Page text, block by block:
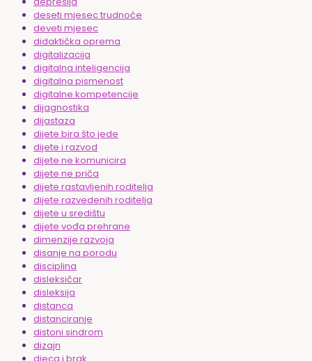
deseti mjesec trudnoće
deveti mjesec
didaktička oprema
digitalizacija
digitalna inteligencija
digitalna pismenost
digitalne kompetencije
dijagnostika
dijastaza
dijete bira što jede
dijete i razvod
dijete ne komunicira
dijete ne priča
dijete rastavljenih roditelja
dijete razvedenih roditelja
dijete u središtu
dijete vođa prehrane
dimenzije razvoja
disanje na porodu
disciplina
disleksičar
disleksija
distanca
distanciranje
distoni sindrom
dizajn